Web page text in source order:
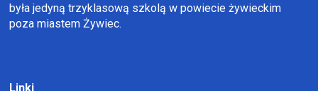
była jedyną trzyklasową szkolą w powiecie żywieckim
poza miastem Żywiec.
Linki